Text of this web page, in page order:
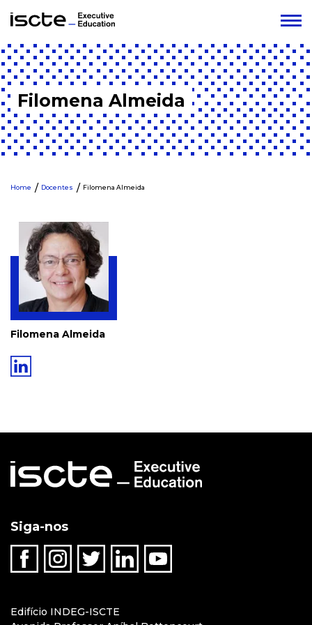
Filomena Almeida
Home Docentes Filomena Almeida
Filomena Almeida
Siga-nos
Edifício INDEG-ISCTE